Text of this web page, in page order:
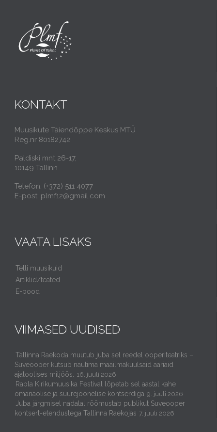
KONTAKT
Muusikute Täiendõppe Keskus MTÜ
Reg.nr 80182742
Paldiski mnt 26-17,
10149 Tallinn
Telefon: (+372) 511 4077
E-post: plmf12@gmail.com
VAATA LISAKS
Telli muusikuid
Artiklid/teated
E-pood
VIIMASED UUDISED
Tallinna Raekoda muutub juba sel reedel ooperiteatriks –
Suveooper kutsub nautima maailmakuulsaid aariaid
ajaloolises miljöös. 16. juuli 2026
Rapla Kirikumuusika Festival lõpetab sel aastal kahe
omanäolise ja suurejoonelise kontserdiga 9. juuli 2026
Juba järgmisel nädalal rõõmustab publikut Suveooper
kontsert-etendustega Tallinna Raekojas 7. juuli 2026